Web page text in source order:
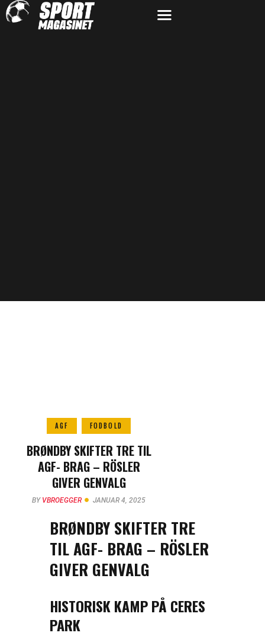
AGF FODBOLD
BRØNDBY SKIFTER TRE TIL
AGF- BRAG – RÖSLER
GIVER GENVALG
BY VBROEGGER JANUAR 4, 2025
BRØNDBY SKIFTER TRE
TIL AGF- BRAG – RÖSLER
GIVER GENVALG
HISTORISK KAMP PÅ CERES
PARK